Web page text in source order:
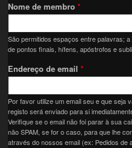
Nome de membro*
São permitidos espaços entre palavras;
de pontos finais, hífens, apóstrofos e
Endereço de email*
Por favor utilize um email seu e que seja
registo será enviado para si
Verifique se o email não foi parar à sua
não SPAM, se for o caso, para que lhe
através do nossos email (ex: Pedidos de